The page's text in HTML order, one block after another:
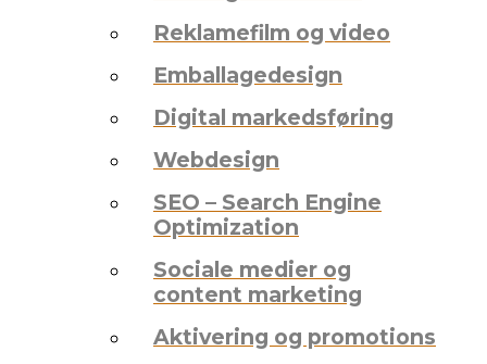
Reklamefilm og video
Emballagedesign
Digital markedsføring
Webdesign
SEO – Search Engine
Optimization
Sociale medier og
content marketing
Aktivering og promotions